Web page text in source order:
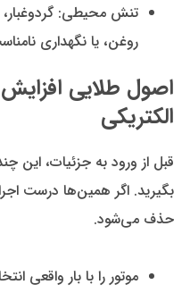
تنش محیطی:
روغن، یا نگهداری
اصول طلایی
الکتریکی
قبل از ورود به جزئیات، این
بگیرید. اگر همین‌ها درست
حذف می‌شود.
موتور را با بار واقعی